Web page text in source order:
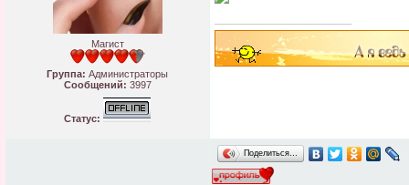
Магист
Группа: Администраторы
Сообщений: 3997
Статус:
Поделиться…